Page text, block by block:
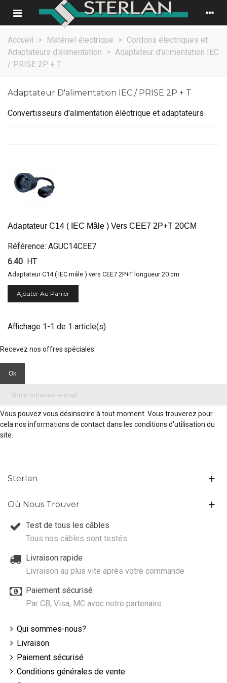
Accueil > Matériel électrique > Cordons électriques et
Adaptateurs d'alimentation > Adaptateur d'alimentation IEC
/ PRISE 2P + T
Adaptateur D'alimentation IEC / PRISE 2P + T
Convertisseurs d'alimentation éléctrique et adaptateurs
Adaptateur C14 ( IEC Mâle ) Vers CEE7 2P+T 20CM
Référence: AGUC14CEE7
6.40 HT
Adaptateur C14 ( IEC mâle ) vers CEE7 2P+T longueur 20 cm
Ajouter Au Panier
Affichage 1-1 de 1 article(s)
Recevez nos offres spéciales
Vous pouvez vous désinscrire à tout moment. Vous trouverez pour
cela nos informations de contact dans les conditions d'utilisation du
site.
Sterlan
Où Nous Trouver
Test de tous les câbles
Tous nos câbles sont testés
Livraison rapide
Livraison au plus vite après votre commande
Paiement sécurisé
Par CB, Visa, MC avec notre partenaire
Qui sommes-nous?
Livraison
Paiement sécurisé
Conditions générales de vente